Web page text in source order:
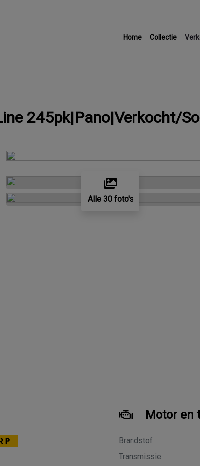
Home Collectie
245pk|Pano|Verkocht/
Alle 30 foto's
Motor en
Brandstof
Transmissie